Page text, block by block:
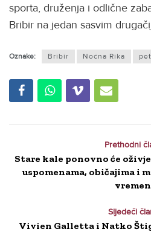
sporta, druženja i odlične
Bribir na jedan sasvim
Oznake: Bribir Noćna Rika
Prethodni
Stare kale ponovno će
uspomenama, običajima i
Sljedeći
Vivien Galletta i Natko